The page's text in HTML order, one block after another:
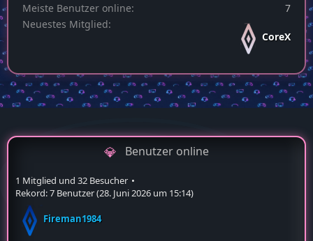
Meiste Benutzer online
7
Neuestes Mitglied
CoreX
Benutzer online
1 Mitglied und 32 Besucher
Rekord: 7 Benutzer (28. Juni 2026 um 15:14)
Fireman1984